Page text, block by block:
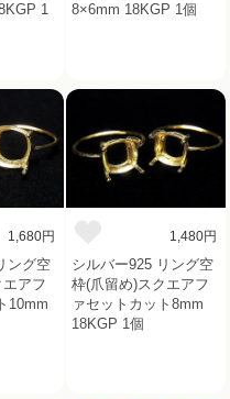
1
8×6mm 18KGP 1個
1,680円
ング空
アフ
10mm
1,480円
シルバー925 リング空
枠(爪留め)スクエアフ
ァセットカット8mm
18KGP 1個